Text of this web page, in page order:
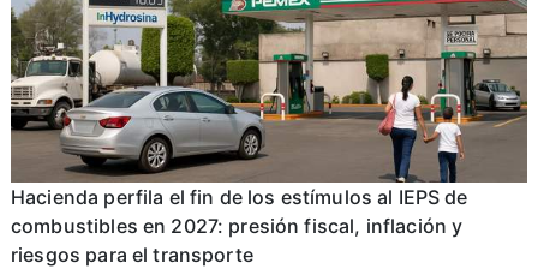
Hacienda perfila el fin de los estímulos al IEPS de
combustibles en 2027: presión fiscal, inflación y
riesgos para el transporte